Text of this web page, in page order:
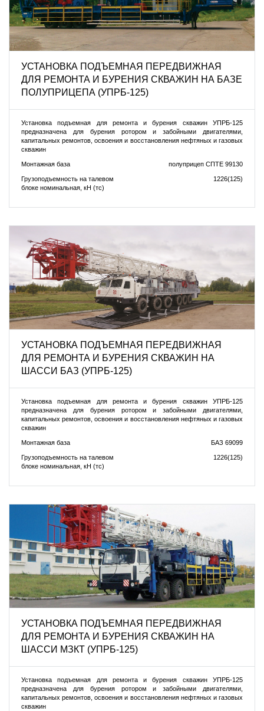
УСТАНОВКА ПОДЪЕМНАЯ ПЕРЕДВИЖНАЯ
ДЛЯ РЕМОНТА И БУРЕНИЯ СКВАЖИН НА БАЗЕ
ПОЛУПРИЦЕПА (УПРБ-125)
Установка подъемная для ремонта и бурения скважин УПРБ-125
предназначена для бурения ротором и забойными двигателями,
капитальных ремонтов, освоения и восстановления нефтяных и газовых
скважин
Монтажная база полуприцеп СПТЕ 99130
Грузоподъемность на талевом
блоке номинальная, кН (тс)
1226(125)
УСТАНОВКА ПОДЪЕМНАЯ ПЕРЕДВИЖНАЯ
ДЛЯ РЕМОНТА И БУРЕНИЯ СКВАЖИН НА
ШАССИ БАЗ (УПРБ-125)
Установка подъемная для ремонта и бурения скважин УПРБ-125
предназначена для бурения ротором и забойными двигателями,
капитальных ремонтов, освоения и восстановления нефтяных и газовых
скважин
Монтажная база БАЗ 69099
Грузоподъемность на талевом
блоке номинальная, кН (тс)
1226(125)
УСТАНОВКА ПОДЪЕМНАЯ ПЕРЕДВИЖНАЯ
ДЛЯ РЕМОНТА И БУРЕНИЯ СКВАЖИН НА
ШАССИ МЗКТ (УПРБ-125)
Установка подъемная для ремонта и бурения скважин УПРБ-125
предназначена для бурения ротором и забойными двигателями,
капитальных ремонтов, освоения и восстановления нефтяных и газовых
скважин